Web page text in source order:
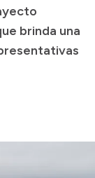
brinda una